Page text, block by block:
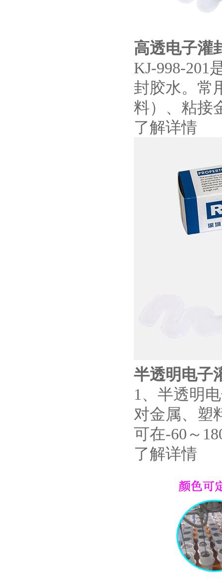
高透电子灌
KJ-998-201
封胶水。常
料）、粘接
了解详情
半透明电子
1、半透明
对金属、塑
可在-60～
了解详情